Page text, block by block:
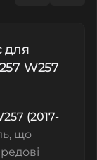
для
W257
(2017-
що